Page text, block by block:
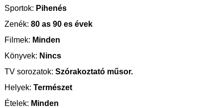
Sportok: Pihenés
Zenék: 80 as 90 es évek
Filmek: Minden
Könyvek: Nincs
TV sorozatok: Szórakoztató műsor.
Helyek: Természet
Ételek: Minden